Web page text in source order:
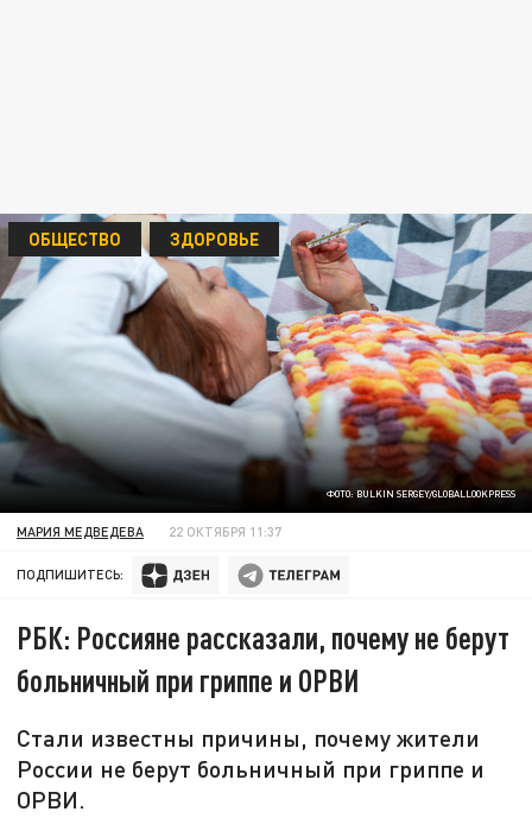
ФОТО: BULKIN SERGEY/GLOBALLOOKPRESS
ОБЩЕСТВО ЗДОРОВЬЕ
МАРИЯ МЕДВЕДЕВА 22 ОКТЯБРЯ 11:37
ПОДПИШИТЕСЬ:
РБК: Россияне рассказали, почему не берут
больничный при гриппе и ОРВИ
Стали известны причины, почему жители
России не берут больничный при гриппе и
ОРВИ.